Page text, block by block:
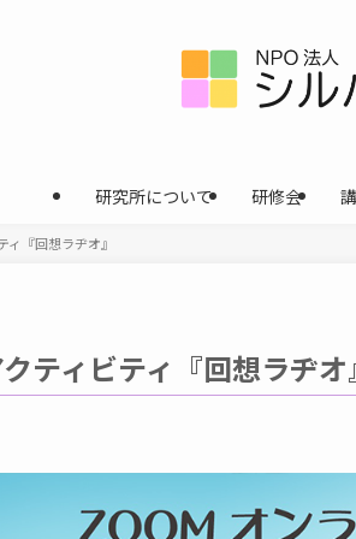
研究所について 研修会
ィ『回想ラヂオ』
ティビティ『回想ラヂオ